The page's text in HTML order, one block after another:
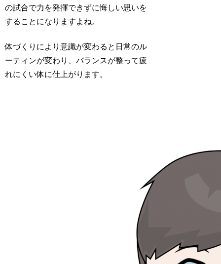
の試合で力を発揮できずに悔しい思いを
することになりますよね。
体づくりにより意識が変わると日常のル
ーティンが変わり、バランスが整って疲
れにくい体に仕上がります。